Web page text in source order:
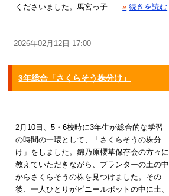
くださいました。馬宮っ子...
» 続きを読む
2026年02月12日 17:00
3年総合「さくらそう株分け」
2月10日、5・6校時に3年生が総合的な学習
の時間の一環として、「さくらそうの株分
け」をしました。錦乃原櫻草保存会の方々に
教えていただきながら、プランターの土の中
からさくらそうの株を見つけました。その
後、一人ひとりがビニールポットの中に土、